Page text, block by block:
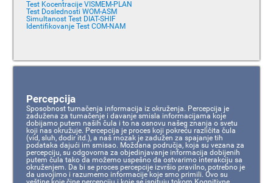
Test Kocentracije VISMEM-PLAN
Test Doslednosti WOM-ASM
Simultanost Test DIAT-SHIF
Identifikovanje Test COM-NAM
Percepcija
Sposobnost tumačenja informacija iz okruženja. Percepcija je
zadužena za tumačenje i davanje smisla informacijama koje
dobijamo putem naših čula i to na osnovu našeg znanja o svetu
koji nas okružuje. Percepcija je proces koji pokreću različita čula
(vid, sluh, dodir itd.), a naš mozak je zadužen za spajanje tih
podataka dajući im smisao. Moždana područja, koja su vezana za
percepciju, su odgovorna za objedinjavanje informacija dobijenih
putem čula tako da možemo uspešno da ostvarimo interakciju sa
okruženjem. Da bi se proces percepcije izvršio pravilno, potrebno je
da usvojimo i razumemo informacije koje smo primili. Ovo su